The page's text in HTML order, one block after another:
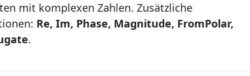
mit komplexen Zahlen. Zusätzliche
Re, Im, Phase, Magnitude, FromPolar,
.